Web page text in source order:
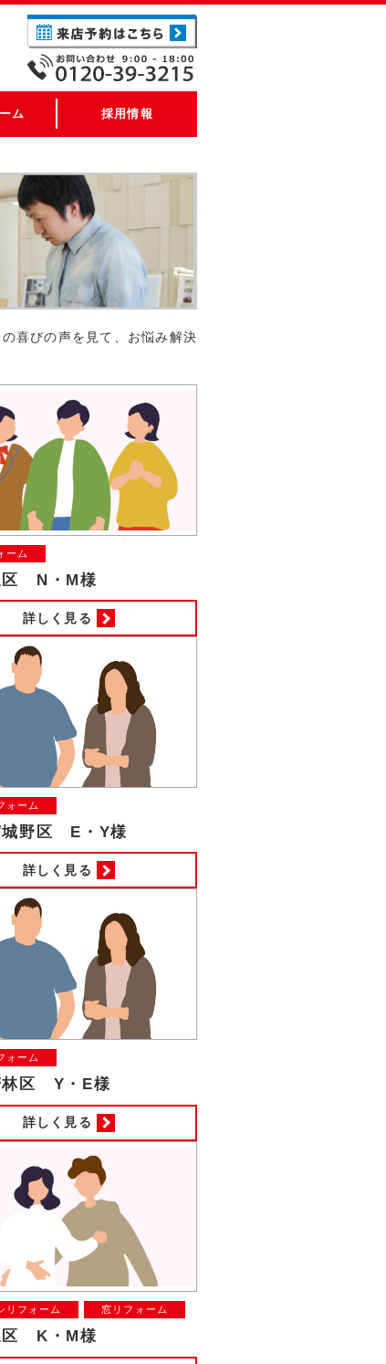
ム 採用情報
喜びの声を見て、お悩み解決
ーム
区 N・M様
詳しく見る
ォーム
城野区 E・Y様
詳しく見る
ォーム
林区 Y・E様
詳しく見る
リフォーム 窓リフォーム
区 K・M様